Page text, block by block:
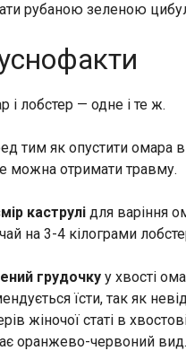
рубаною зеленою
і лобстер — одне і те ж.
тим як опустити омара в
можна отримати травму.
каструлі для варіння
на 3-4 кілограми
грудочку у хвості
їсти, так як
жіночої статі в
оранжево-червоний